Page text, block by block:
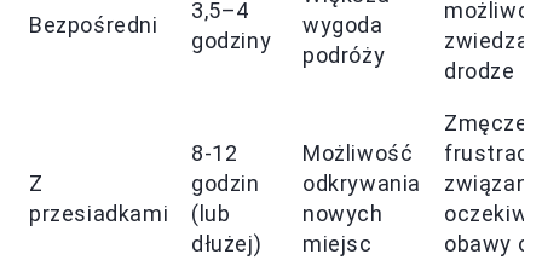
Bezpośredni
3,5–4
godziny
wygoda
podróży
drodze
Z
przesiadkami
8-12
godzin
(lub
dłużej)
Możliwość
odkrywania
nowych
miejsc
obawy o